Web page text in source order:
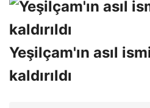
Yeşilçam'ın asıl
kaldırıldı